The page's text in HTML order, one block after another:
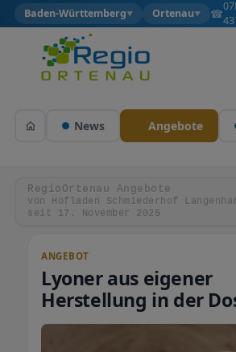
Baden-Württemberg▼ Ortenau▼ ☎
News Angebote
RegioOrtenau Angebote
von Hofladen Schmiederhof
seit 17. November 2025
ANGEBOT
Lyoner aus eigener
Herstellung in der